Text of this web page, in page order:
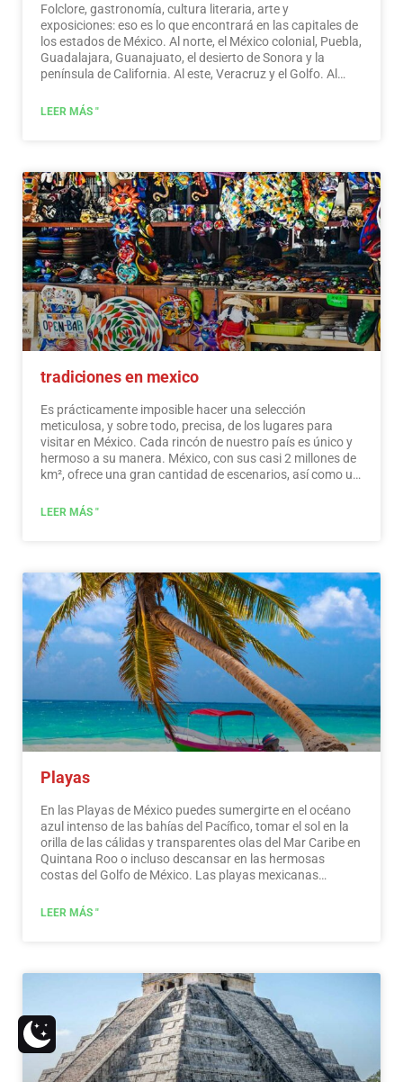
Folclore, gastronomía, cultura literaria, arte y
exposiciones: eso es lo que encontrará en las capitales de
los estados de México. Al norte, el México colonial, Puebla,
Guadalajara, Guanajuato, el desierto de Sonora y la
península de California. Al este, Veracruz y el Golfo. Al
Riviera Maya y las pirámides de Chichén-Itzá, Tulúm y
LEER MÁS "
tradiciones en mexico
Es prácticamente imposible hacer una selección
meticulosa, y sobre todo, precisa, de los lugares para
visitar en México. Cada rincón de nuestro país es único y
hermoso a su manera. México, con sus casi 2 millones de
km², ofrece una gran cantidad de escenarios, así como un
que visitar en México. En México, además de las playas y
encontrarás lugares llenos de cultura y tradición, donde
podrás disfrutar de unas vacaciones relajantes,
interesantes y divertidas. En tu viaje por México, no
puedes dejar de comprar recuerdos; la artesanía que se
elabora aquí es de la más alta calidad y reconocida
mundialmente. ¡No te pierdas una ruta de compras!
LEER MÁS "
Playas
En las Playas de México puedes sumergirte en el océano
azul intenso de las bahías del Pacífico, tomar el sol en la
orilla de las cálidas y transparentes olas del Mar Caribe en
Quintana Roo o incluso descansar en las hermosas
costas del Golfo de México. Las playas mexicanas
visitarlos, además de disfrutar del excelente clima y las
LEER MÁS "